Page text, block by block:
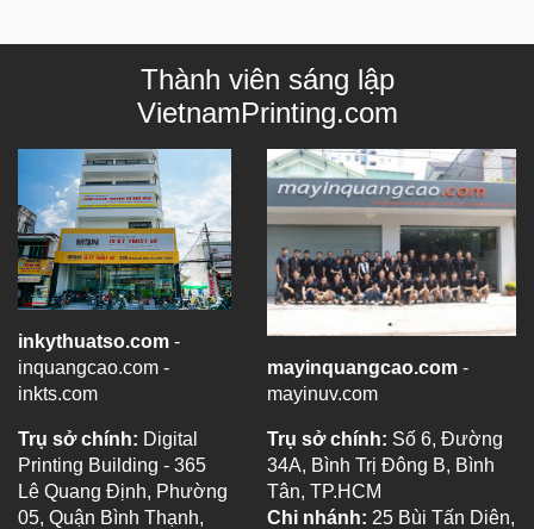
Thành viên sáng lập
VietnamPrinting.com
inkythuatso.com -
inquangcao.com -
inkts.com
Trụ sở chính: Digital
Printing Building - 365
Lê Quang Định, Phường
05, Quận Bình Thạnh,
mayinquangcao.com -
mayinuv.com
Trụ sở chính: Số 6, Đường
34A, Bình Trị Đông B, Bình
Tân, TP.HCM
Chi nhánh: 25 Bùi Tấn Diên,